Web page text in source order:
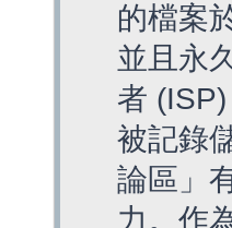
的檔案
並且永
者
被記錄
論區」
力。作